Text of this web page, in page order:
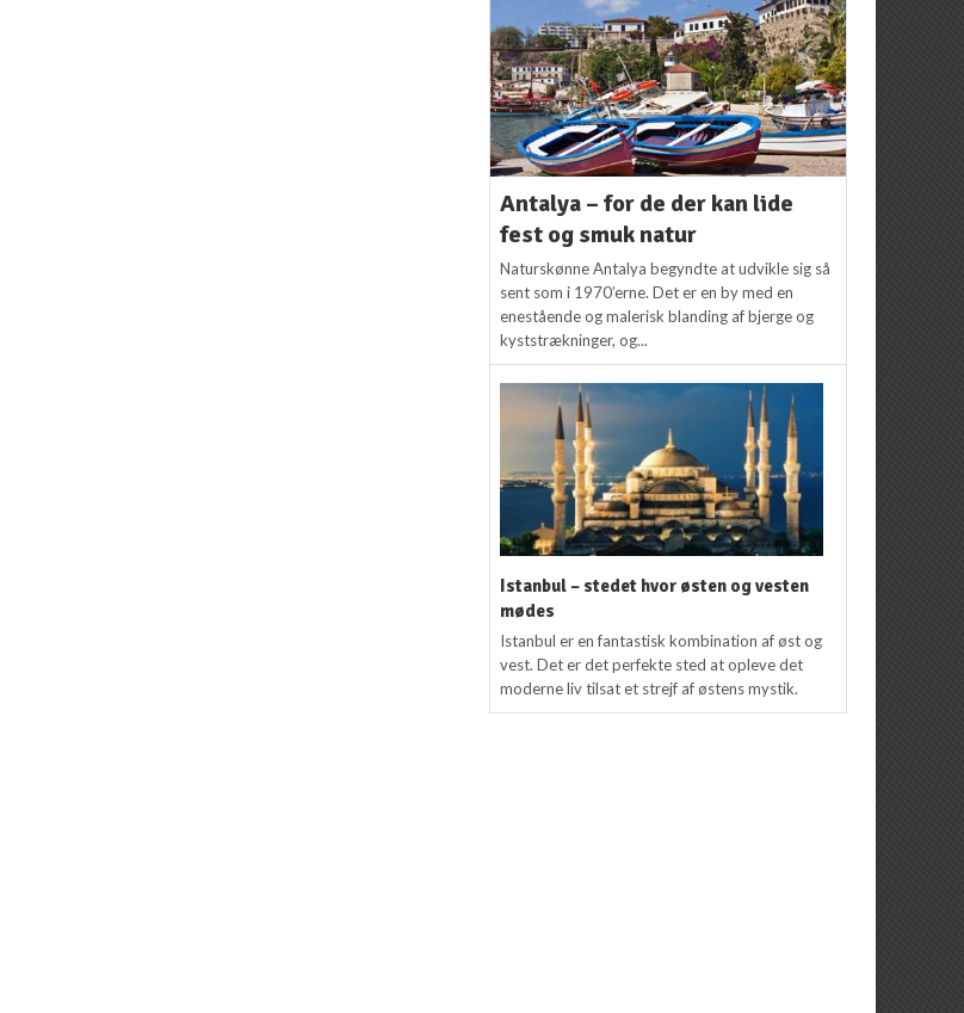
Antalya – for de der kan lide
fest og smuk natur
Naturskønne Antalya begyndte at udvikle sig så
sent som i 1970’erne. Det er en by med en
enestående og malerisk blanding af bjerge og
kyststrækninger, og...
Istanbul – stedet hvor østen og vesten
mødes
Istanbul er en fantastisk kombination af øst og
vest. Det er det perfekte sted at opleve det
moderne liv tilsat et strejf af østens mystik.